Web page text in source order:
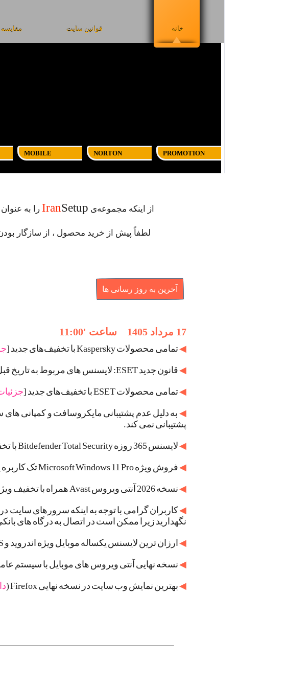
خانه قوانین سایت
MOBILE NORTON PROMOTION
از اینکه مجموعه‌ی IranSetup را به
لطفاً پیش از خرید محصول ، از سازگار
17 مرداد 1405 ساعت '
11:00
◀تمامی محصولات Kaspersky با تخفیف‌های جدید [
◀قانون جدید ESET: لایسنس های مربوط به تاریخ قبل از 25 تیرماه 1405 قابلیت استفاده مجدد پس از نصب ویندوز را ندارند.
◀تمامی محصولات ESET با تخفیف‌های جدید [
◀
پشتیبانی نمی کند.
◀لایسنس 365 روزه Bitdefender Total Security با تخفیف ویژه موجود شد [
◀فروش ویژه Microsoft Windows 11 Pro تک کاربره یکبار مصرف با قیمت بسیار مناسب به مدت محدود[
◀نسخه 2026 آنتی ویروس Avast همراه با تخفیف ویژه برای محصولات یک و چند کاربره [
◀
نگهدارید زیرا ممکن است در اتصال به درگاه های
◀ ارزان ترین لایسنس یکساله موبایل ویژه اندروید و iOS [
◀نسخه نهایی آنتی ویروس های موبایل با سیستم
◀بهترین نمایش وب سایت در نسخه نهایی Firefox (